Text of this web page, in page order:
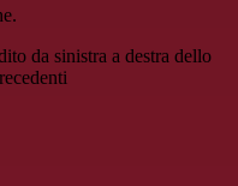
da sinistra a destra dello